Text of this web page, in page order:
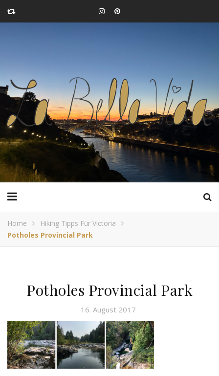
Home
Hiking Tipps Für Victoria
Potholes Provincial Park
Potholes Provincial Park
16. August 2017